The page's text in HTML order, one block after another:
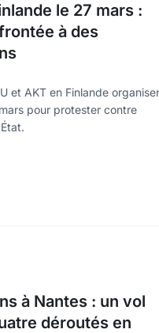
le 27 mars :
à des
et AKT en Finlande
pour protester contre
à Nantes : un vol
déroutés en